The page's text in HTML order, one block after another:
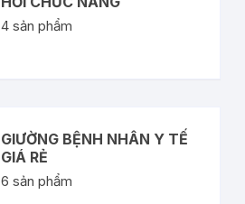
4 sản phẩm
GIƯỜNG BỆNH NHÂN Y TẾ
GIÁ RẺ
6 sản phẩm